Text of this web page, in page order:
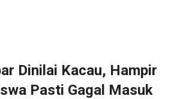
Dinilai Kacau, Hampir
Pasti Gagal Masuk